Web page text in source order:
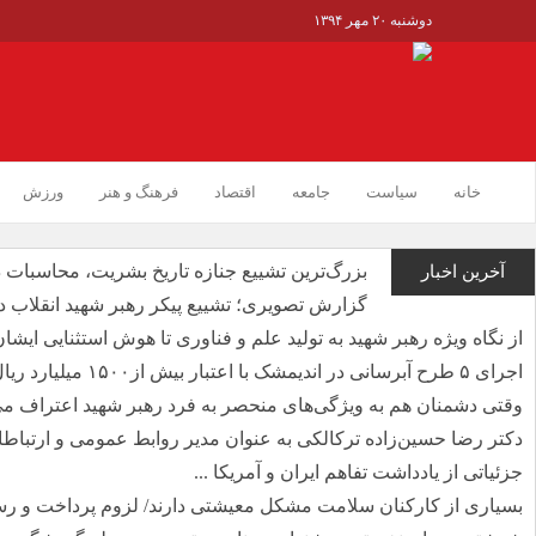
دوشنبه ۲۰ مهر ۱۳۹۴
خانه سیاست جامعه اقتصاد فرهنگ و هنر ورزش
آخرین اخبار
بزرگ‌ترین تشییع جنازه تاریخ بشریت،
گزارش تصویری؛ تشییع پیکر رهبر شهید
از نگاه ویژه رهبر شهید به تولید علم و فناوری تا هوش استثنایی
اجرای ۵ طرح آبرسانی در اندیمشک با اعتبار بیش از۱۵۰۰ میلیارد ریال ...
وقتی دشمنان هم به ویژگی‌های منحصر به فرد رهبر شهید اعتراف
دکتر رضا حسین‌زاده ترکالکی به عنوان مدیر روابط عمومی و
جزئیاتی از یادداشت تفاهم ایران و آمریکا ...
بسیاری از کارکنان سلامت مشکل معیشتی دارند/ لزوم پرداخت و